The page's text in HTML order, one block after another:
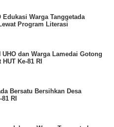
Edukasi Warga Tanggetada
Program Literasi
UHO dan Warga Lamedai Gotong
Ke-81 RI
Bersatu Bersihkan Desa
RI